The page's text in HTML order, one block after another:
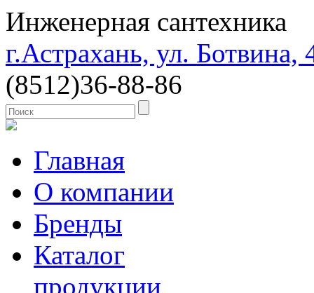
Инженерная сантехника
г.Астрахань, ул. Ботвина,
(8512)36-88-86
Главная
О компании
Бренды
Каталог
продукции